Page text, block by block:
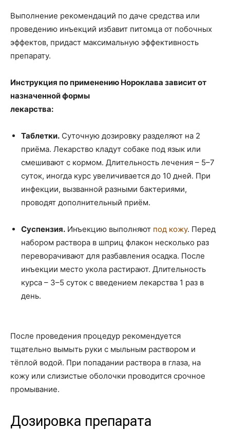
Выполнение рекомендаций по даче средства или
проведению инъекций избавит питомца от побочных
эффектов, придаст максимальную эффективность
препарату.
Инструкция по применению Нороклава зависит от
назначенной формы
лекарства:
Таблетки. Суточную дозировку разделяют на 2
приёма. Лекарство кладут собаке под язык или
смешивают с кормом. Длительность лечения – 5–7
суток, иногда курс увеличивается до 10 дней. При
инфекции, вызванной разными бактериями,
проводят дополнительный приём.
Суспензия. Инъекцию выполняют под кожу. Перед
набором раствора в шприц флакон несколько раз
переворачивают для разбавления осадка. После
инъекции место укола растирают. Длительность
курса – 3–5 суток с введением лекарства 1 раз в
день.
После проведения процедур рекомендуется
тщательно вымыть руки с мыльным раствором и
тёплой водой. При попадании раствора в глаза, на
кожу или слизистые оболочки проводится срочное
промывание.
Дозировка препарата